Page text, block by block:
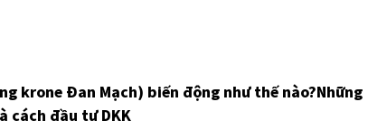
krone Đan Mạch) biến động như thế nào?Những
cách đầu tư DKK